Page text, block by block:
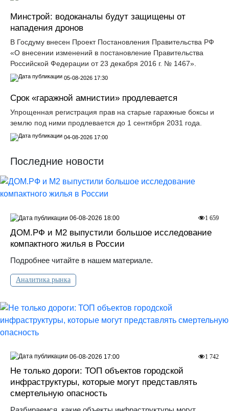
Минстрой: водоканалы будут защищены от
нападения дронов
В Госдуму внесен Проект Постановления Правительства РФ
«О внесении изменений в постановление Правительства
Российской Федерации от 23 декабря 2016 г. № 1467».
05-08-2026 17:30
Срок «гаражной амнистии» продлевается
Упрощенная регистрация прав на старые гаражные боксы и
землю под ними продлевается до 1 сентября 2031 года.
04-08-2026 17:00
Последние новости
ДOМ.PФ и М2 выпустили большое исследование
компактного жилья в России
Подробнее читайте в нашем материале.
Аналитика рынка
1 659
06-08-2026 18:00
Не только дороги: ТОП объектов городской
инфраструктуры, которые могут представлять
смертельную опасность
1 742
06-08-2026 17:00